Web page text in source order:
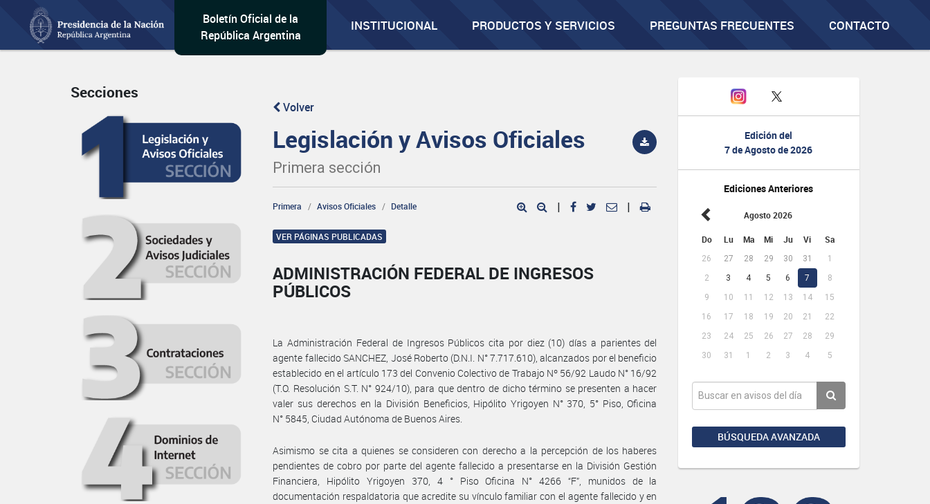
Boletín Oficial de la
República Argentina
INSTITUCIONAL PRODUCTOS Y SERVICIOS PREGUNTAS FRECUENTES CONTACTO
Edición del
7 de Agosto de 2026
Ediciones Anteriores
Agosto 2026
Do Lu Ma Mi Ju Vi Sa
26 27 28 29 30 31
1
2
3 4 5 6 7
8
9
10 11 12 13 14
15
16
17 18 19 20 21
22
23
24 25 26 27 28
29
30
31 1 2 3 4 5
BÚSQUEDA AVANZADA
Secciones
Volver
Legislación y Avisos Oficiales
Primera sección
Primera Avisos Oficiales Detalle | |
VER PÁGINAS PUBLICADAS
ADMINISTRACIÓN FEDERAL DE INGRESOS
PÚBLICOS
La Administración Federal de Ingresos Públicos cita por diez (10) días a parientes del
agente fallecido SANCHEZ, José Roberto (D.N.I. N° 7.717.610), alcanzados por el beneficio
establecido en el artículo 173 del Convenio Colectivo de Trabajo Nº 56/92 Laudo N° 16/92
(T.O. Resolución S.T. N° 924/10), para que dentro de dicho término se presenten a hacer
valer sus derechos en la División Beneficios, Hipólito Yrigoyen N° 370, 5° Piso, Oficina
N° 5845, Ciudad Autónoma de Buenos Aires.
Asimismo se cita a quienes se consideren con derecho a la percepción de los haberes
pendientes de cobro por parte del agente fallecido a presentarse en la División Gestión
Financiera, Hipólito Yrigoyen 370, 4 ° Piso Oficina N° 4266 “F”, munidos de la
documentación respaldatoria que acredite su vínculo familiar con el agente fallecido y en